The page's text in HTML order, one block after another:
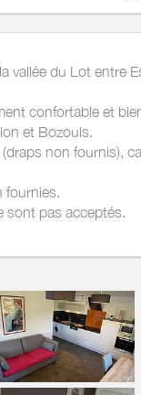
vallée du Lot entre
confortable et
et Bozouls.
non fournis),
fournies.
sont pas acceptés.